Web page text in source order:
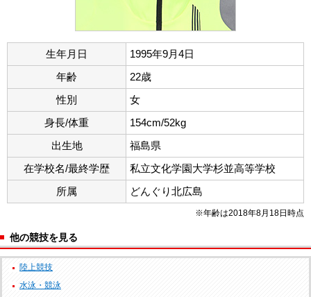
生年月日
1995年9月4日
年齢
22歳
性別
女
身長/体重
154cm/52kg
出生地
福島県
在学校名/最終学歴
私立文化学園大学杉並高等学校
所属
どんぐり北広島
※年齢は2018年8月18日時点
他の競技を見る
陸上競技
水泳・競泳